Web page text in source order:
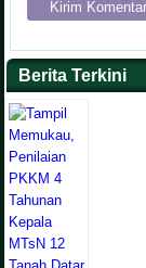
Berita Terkini